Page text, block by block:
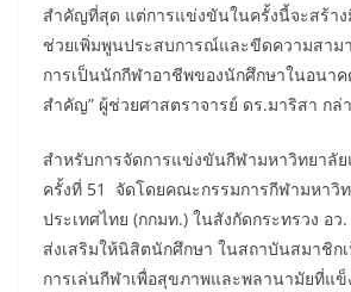
สำคัญที่สุด แต่การแข่งขันในครั้งนี้จะสร้า
ช่วยเพิ่มพูนประสบการณ์และขีดความสาม
การเป็นนักกีฬาอาชีพของนักศึกษาในอนาค
สำคัญ” ผู้ช่วยศาสตราจารย์ ดร.มาริสา กล่
สำหรับการจัดการแข่งขันกีฬามหาวิทยาลัย
ครั้งที่ 51 จัดโดยคณะกรรมการกีฬามหาวิ
ประเทศไทย (กกมท.) ในสังกัดกระทรวง อว
ส่งเสริมให้นิสิตนักศึกษา ในสถาบันสมาชิก
การเล่นกีฬาเพื่อสุขภาพและพลานามัยที่แข็